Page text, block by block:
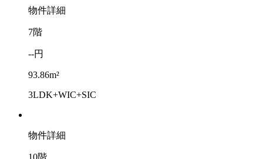
物件詳細
7階
--円
93.86m²
3LDK+WIC+SIC
物件詳細